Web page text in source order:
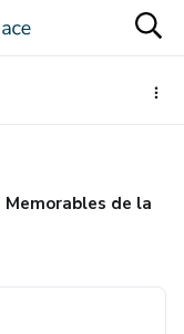
Memorables de la